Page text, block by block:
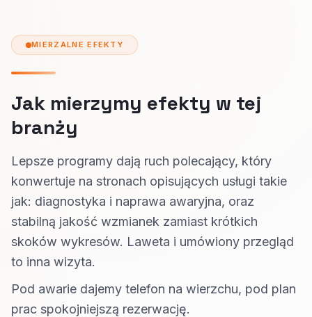
MIERZALNE EFEKTY
Jak mierzymy efekty w tej
branży
Lepsze programy dają ruch polecający, który
konwertuje na stronach opisujących usługi takie
jak: diagnostyka i naprawa awaryjna, oraz
stabilną jakość wzmianek zamiast krótkich
skoków wykresów. Laweta i umówiony przegląd
to inna wizyta.
Pod awarie dajemy telefon na wierzchu, pod plan
prac spokojniejszą rezerwację.